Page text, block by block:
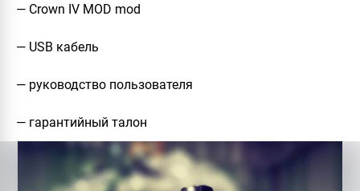
— Crown IV MOD mod
— USB кабель
— руководство пользователя
— гарантийный талон